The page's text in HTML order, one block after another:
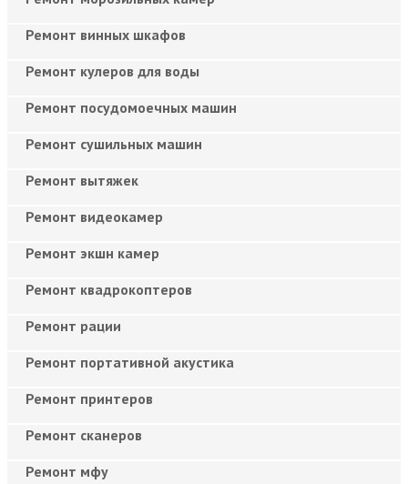
Ремонт винных шкафов
Ремонт кулеров для воды
Ремонт посудомоечных машин
Ремонт сушильных машин
Ремонт вытяжек
Ремонт видеокамер
Ремонт экшн камер
Ремонт квадрокоптеров
Ремонт рации
Ремонт портативной акустика
Ремонт принтеров
Ремонт сканеров
Ремонт мфу